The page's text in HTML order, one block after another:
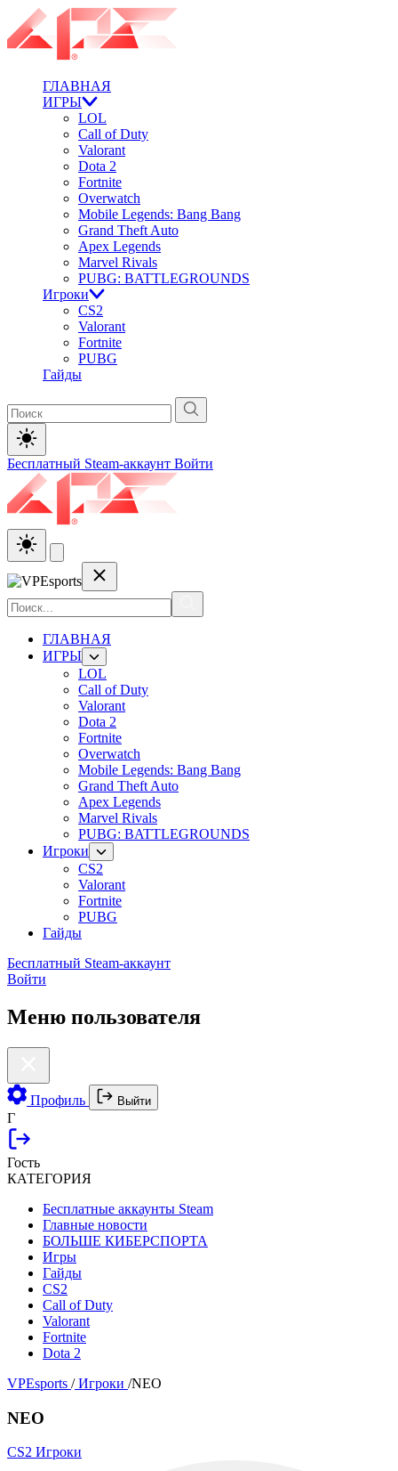
ГЛАВНАЯ
ИГРЫ
LOL
Call of Duty
Valorant
Dota 2
Fortnite
Overwatch
Mobile Legends: Bang Bang
Grand Theft Auto
Apex Legends
Marvel Rivals
PUBG: BATTLEGROUNDS
Игроки
CS2
Valorant
Fortnite
PUBG
Гайды
Бесплатный Steam-аккаунт Войти
ГЛАВНАЯ
ИГРЫ
LOL
Call of Duty
Valorant
Dota 2
Fortnite
Overwatch
Mobile Legends: Bang Bang
Grand Theft Auto
Apex Legends
Marvel Rivals
PUBG: BATTLEGROUNDS
Игроки
CS2
Valorant
Fortnite
PUBG
Гайды
Бесплатный Steam-аккаунт
Войти
Меню пользователя
Профиль Выйти
Г
Гость
КАТЕГОРИЯ
Бесплатные аккаунты Steam
Главные новости
БОЛЬШЕ КИБЕРСПОРТА
Игры
Гайды
CS2
Call of Duty
Valorant
Fortnite
Dota 2
VPEsports / Игроки /NEO
NEO
CS2 Игроки